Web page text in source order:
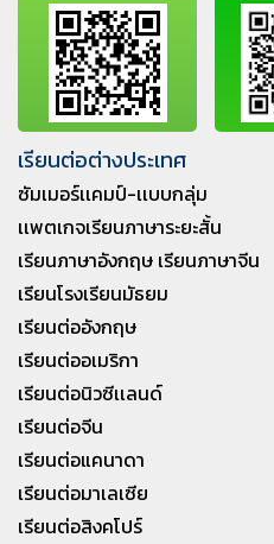
เรียนต่อต่างประเทศ
ซัมเมอร์เเคมป์-เเบบกลุ่ม
เเพตเกจเรียนภาษาระยะสั้น
เรียนภาษาอังกฤษ เรียนภาษาจีน
เรียนโรงเรียนมัธยม
เรียนต่ออังกฤษ
เรียนต่ออเมริกา
เรียนต่อนิวซีเเลนด์
เรียนต่อจีน
เรียนต่อแคนาดา
เรียนต่อมาเลเซีย
เรียนต่อสิงคโปร์